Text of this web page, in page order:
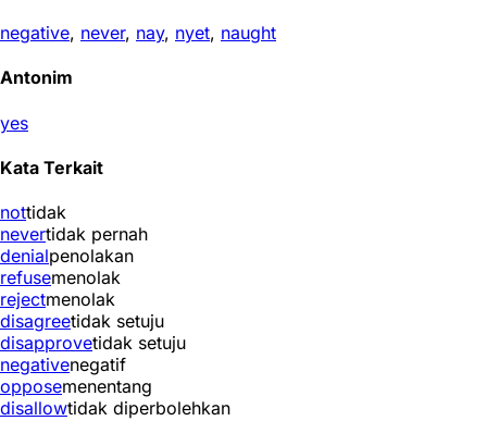
negative, never, nay, nyet, naught
Antonim
yes
Kata Terkait
nottidak
nevertidak pernah
denialpenolakan
refusemenolak
rejectmenolak
disagreetidak setuju
disapprovetidak setuju
negativenegatif
opposemenentang
disallowtidak diperbolehkan